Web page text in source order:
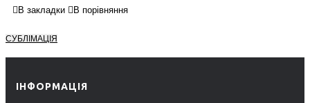
В закладки В порівняння
СУБЛІМАЦІЯ
ІНФОРМАЦІЯ